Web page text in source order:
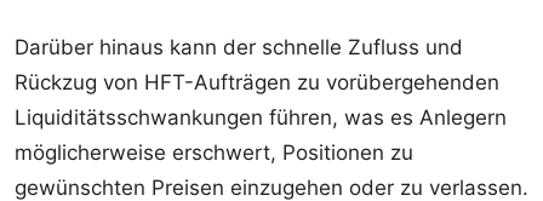
Darüber hinaus kann der schnelle Zufluss und
Rückzug von HFT-Aufträgen zu vorübergehenden
Liquiditätsschwankungen führen, was es Anlegern
möglicherweise erschwert, Positionen zu
gewünschten Preisen einzugehen oder zu verlassen.